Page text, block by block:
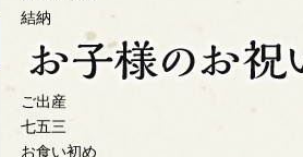
結納
ご出産
七五三
お食い初め